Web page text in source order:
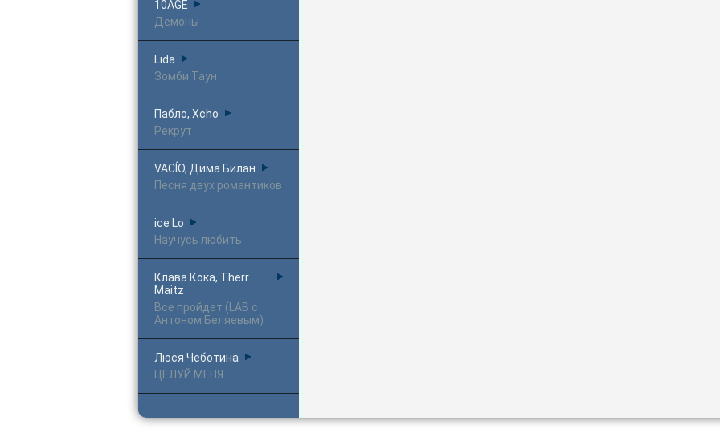
10AGE
Демоны
Lida
Зомби Таун
Пабло, Xcho
Рекрут
VACÍO, Дима Билан
Песня двух романтиков
ice Lo
Научусь любить
Клава Кока, Therr
Maitz
Все пройдет (LAB с
Антоном Беляевым)
Люся Чеботина
ЦЕЛУЙ МЕНЯ